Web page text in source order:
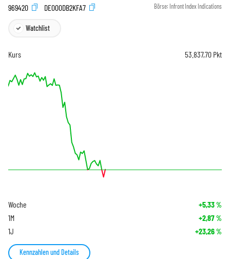
969420
DE000DB2KFA7 Börse: Infront Index Indications
Watchlist
Kurs 53.837,70 Pkt
Woche +5,33%
1M +2,87%
1J +23,26%
Kennzahlen und Details